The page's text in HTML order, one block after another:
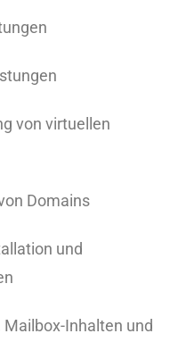
von virtuellen
Domains
und
Inhalten und